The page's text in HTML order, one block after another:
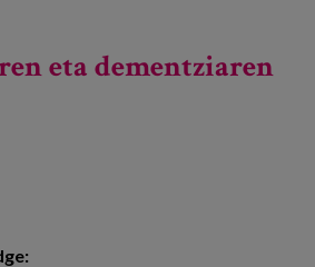
besarkatzen: nola sortu gizarte
eta dementziaren